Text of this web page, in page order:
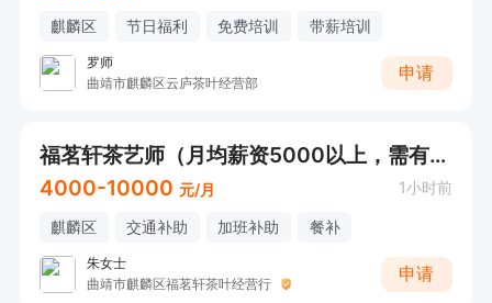
麒麟区 节日福利 免费培训 带薪培训
罗师
曲靖市麒麟区云庐茶叶经营部
申请
福茗轩茶艺师（月均薪资5000以上，需有工作经验）
4000-10000 元/月 1小时前
麒麟区 交通补助 加班补助 餐补
朱女士
曲靖市麒麟区福茗轩茶叶经营行
申请